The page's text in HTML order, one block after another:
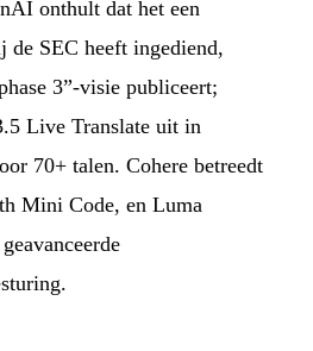
onthult dat het een
SEC heeft ingediend,
3”-visie publiceert;
Live Translate uit in
70+ talen. Cohere betreedt
Mini Code, en Luma